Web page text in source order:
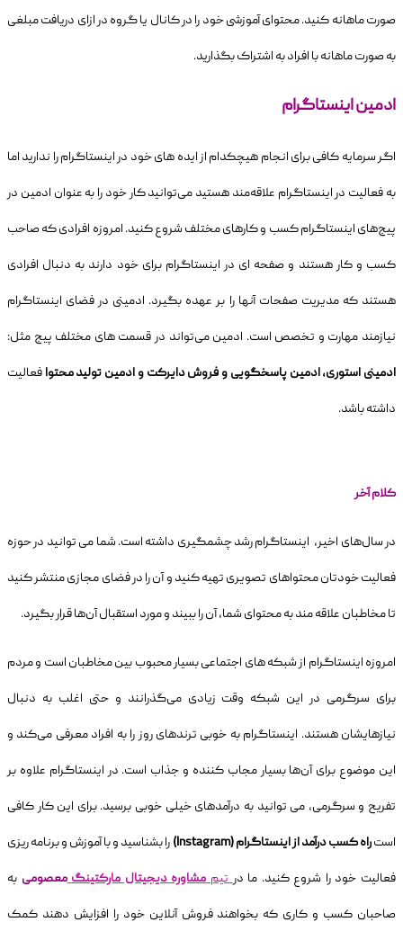
صورت ماهانه کنید. محتوای آموزشی خود را در کانال یا گروه در ازای دریافت مبلغی
به صورت ماهانه با افراد به اشتراک بگذارید.
ادمین اینستاگرام
اگر سرمایه کافی برای انجام هیچکدام از ایده های خود در اینستاگرام را ندارید اما
به فعالیت در اینستاگرام علاقه‌مند هستید می‌توانید کار خود را به عنوان ادمین در
پیج‌های اینستاگرام کسب و کارهای مختلف شروع کنید. امروزه افرادی که صاحب
کسب و کار هستند و صفحه ای در اینستاگرام برای خود دارند به دنبال افرادی
هستند که مدیریت صفحات آنها را بر عهده بگیرد. ادمینی در فضای اینستاگرام
نیازمند مهارت و تخصص است. ادمین می‌تواند در قسمت های مختلف پیج مثل:
ادمینی استوری، ادمین پاسخگویی و فروش دایرکت و ادمین تولید محتوا فعالیت
داشته باشد.
کلام آخر
در سال‌های اخیر، اینستاگرام رشد چشمگیری داشته است. شما می توانید در حوزه
فعالیت خودتان محتواهای تصویری تهیه کنید و آن را در فضای مجازی منتشر کنید
تا مخاطبان علاقه مند به محتوای شما، آن را ببیند و مورد استقبال آن‌ها قرار بگیرد.
امروزه اینستاگرام از شبکه های اجتماعی بسیار محبوب بین مخاطبان است و مردم
برای سرگرمی در این شبکه وقت زیادی می‌گذرانند و حتی اغلب به دنبال
نیازهایشان هستند. اینستاگرام به خوبی ترندهای روز را به افراد معرفی می‌کند و
این موضوع برای آن‌ها بسیار مجاب کننده و جذاب است. در اینستاگرام علاوه بر
تفریح و سرگرمی، می توانید به درآمدهای خیلی خوبی برسید. برای این کار کافی
استراه کسب درآمد از اینستاگرام(Instagram) را بشناسید و با آموزش و برنامه ریزی
فعالیت خود را شروع کنید. ما در تیممشاوره دیجیتال مارکتینگ معصومی به
صاحبان کسب و کاری که بخواهند فروش آنلاین خود را افزایش دهند کمک